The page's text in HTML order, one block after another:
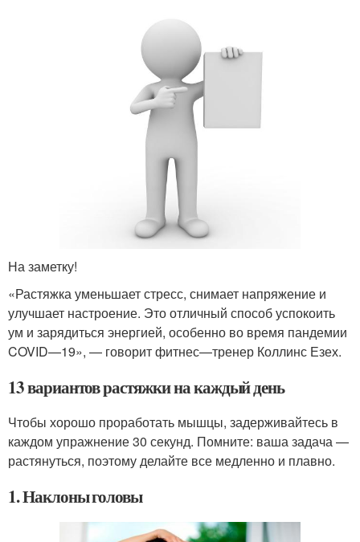
На заметку!
«Растяжка уменьшает стресс, снимает напряжение и
улучшает настроение. Это отличный способ успокоить
ум и зарядиться энергией, особенно во время пандемии
COVID—19», — говорит фитнес—тренер Коллинс Езех.
13 вариантов растяжки на каждый день
Чтобы хорошо проработать мышцы, задерживайтесь в
каждом упражнение 30 секунд. Помните: ваша задача —
растянуться, поэтому делайте все медленно и плавно.
1. Наклоны головы